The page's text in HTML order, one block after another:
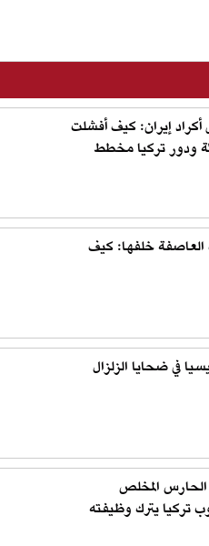
أكراد إيران: كيف أفشلت
ودور تركيا مخطط
العاصفة خلفها: كيف
في ضحايا الزلزال
المخلص
تركيا يترك وظيفته